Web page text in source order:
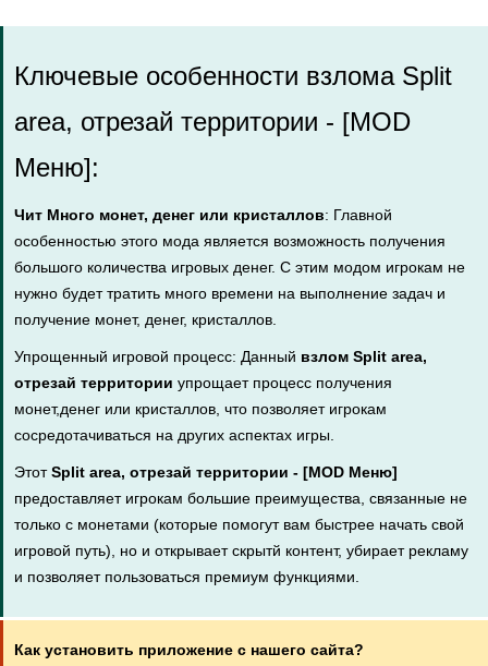
Ключевые особенности взлома Split
area, отрезай территории - [MOD
Меню]:
Чит Много монет, денег или кристаллов: Главной
особенностью этого мода является возможность получения
большого количества игровых денег. С этим модом игрокам не
нужно будет тратить много времени на выполнение задач и
получение монет, денег, кристаллов.
Упрощенный игровой процесс: Данный взлом Split area,
отрезай территории упрощает процесс получения
монет,денег или кристаллов, что позволяет игрокам
сосредотачиваться на других аспектах игры.
ЭтотSplit area, отрезай территории - [MOD Меню]
предоставляет игрокам большие преимущества, связанные не
только с монетами (которые помогут вам быстрее начать свой
игровой путь), но и открывает скрытй контент, убирает рекламу
и позволяет пользоваться премиум функциями.
Как установить приложение с нашего сайта?